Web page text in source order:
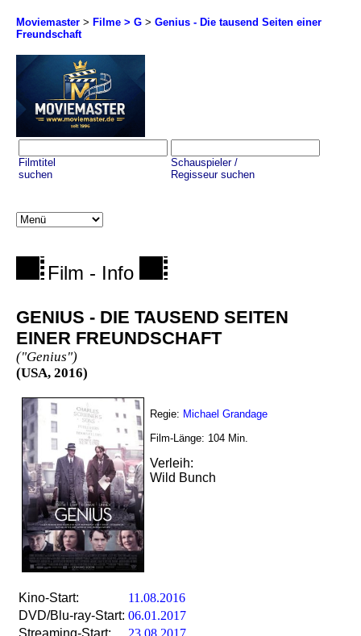
Moviemaster > Filme > G > Genius - Die tausend Seiten einer
Freundschaft
Filmtitel
suchen
Schauspieler /
Regisseur suchen
Film - Info
GENIUS - DIE TAUSEND SEITEN
EINER FREUNDSCHAFT
("Genius")
(USA, 2016)
Regie: Michael Grandage
Film-Länge: 104 Min.
Verleih:
Wild Bunch
Kino-Start:
11.08.2016
DVD/Blu-ray-Start: 06.01.2017